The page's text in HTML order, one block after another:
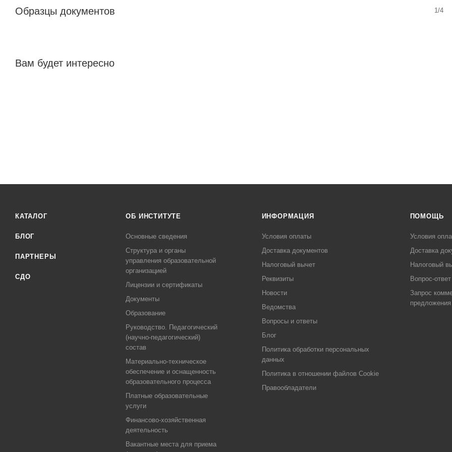
Образцы документов 1/4
Вам будет интересно
КАТАЛОГ
БЛОГ
ПАРТНЕРЫ
СДО
ОБ ИНСТИТУТЕ
Основные сведения
Структура и органы
управления образовательной
организацией
Лицензии и сертификаты
Документы
Образование
Руководство. Педагогический
(научно-педагогический)
состав
Материально-техническое
обеспечение и оснащенность
образовательного процесса
Платные образовательные
услуги
Финансово-хозяйственная
деятельность
Вакантные места для приема
ИНФОРМАЦИЯ
Условия оплаты
Доставка документов
Налоговый вычет
Реквизиты
Новости
Ведомства
Вопросы и ответы
Блог
Политика обработки персональных
данных
Политика в отношении файлов Cookie
Правообладатели
ПОМОЩЬ
Условия
Доставка
Налоговый
Вопрос-ответ
Запрос
предложения